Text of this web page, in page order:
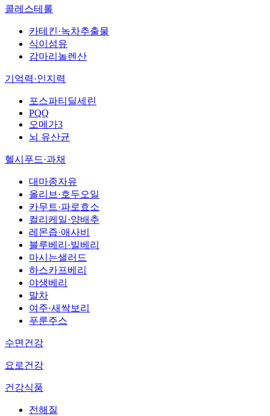
콜레스테롤
카테킨·녹차추출물
식이섬유
감마리놀렌산
기억력·인지력
포스파티딜세린
PQQ
오메가3
뇌 유산균
헬시푸드·과채
대마종자유
올리브·호두오일
카무트·파로효소
컬리케일·양배추
레몬즙·애사비
블루베리·빌베리
마시는샐러드
하스카프베리
야생베리
말차
여주·새싹보리
푸룬주스
수면건강
요로건강
건강식품
전해질